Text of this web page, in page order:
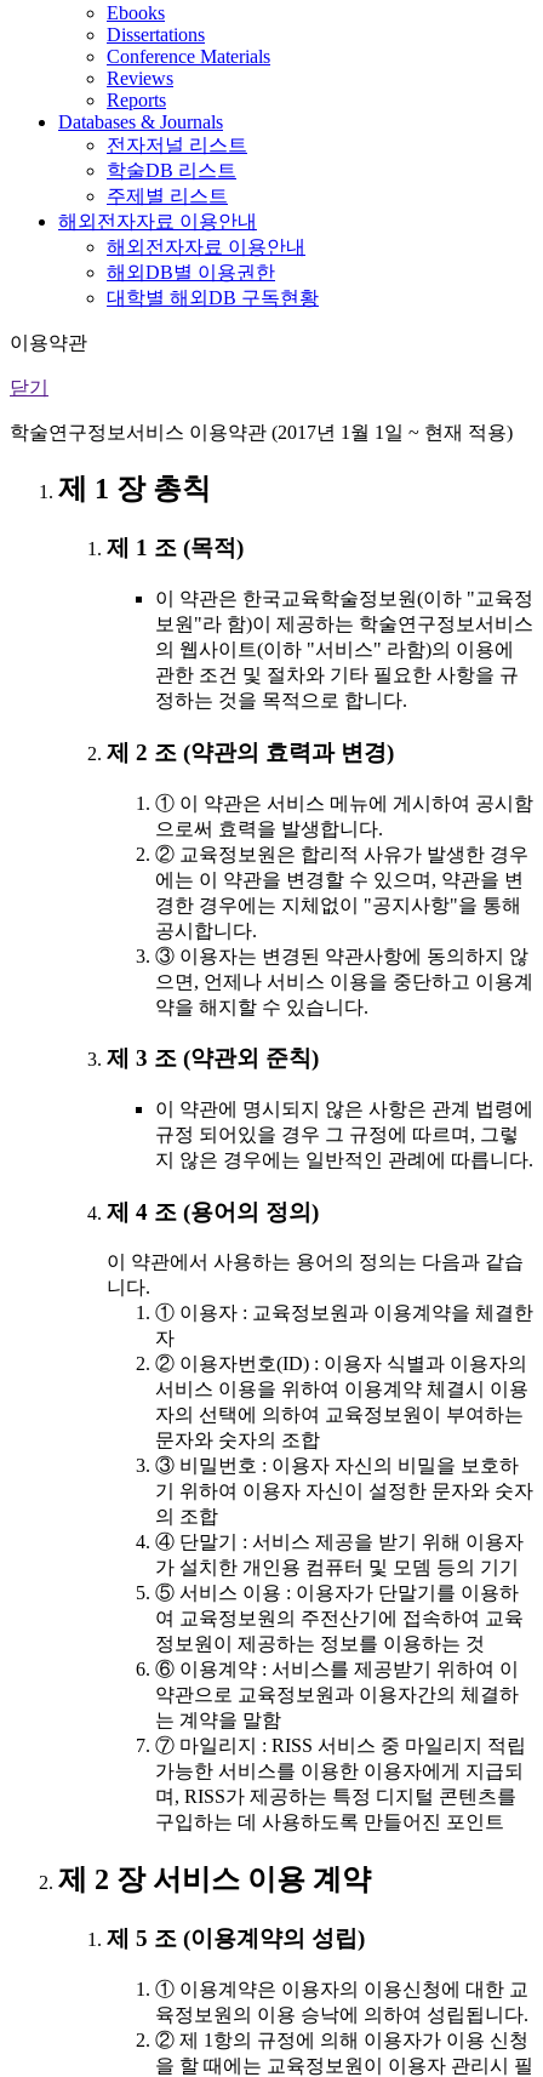
Ebooks
Dissertations
Conference Materials
Reviews
Reports
Databases & Journals
전자저널 리스트
학술DB 리스트
주제별 리스트
해외전자자료 이용안내
해외전자자료 이용안내
해외DB별 이용권한
대학별 해외DB 구독현황
이용약관
닫기
학술연구정보서비스 이용약관 (2017년 1월 1일 ~ 현재 적용)
제 1 장 총칙
제 1 조 (목적)
이 약관은 한국교육학술정보원(이하 "교육정
보원"라 함)이 제공하는 학술연구정보서비스
의 웹사이트(이하 "서비스" 라함)의 이용에
관한 조건 및 절차와 기타 필요한 사항을 규
정하는 것을 목적으로 합니다.
제 2 조 (약관의 효력과 변경)
① 이 약관은 서비스 메뉴에 게시하여 공시함
으로써 효력을 발생합니다.
② 교육정보원은 합리적 사유가 발생한 경우
에는 이 약관을 변경할 수 있으며, 약관을 변
경한 경우에는 지체없이 "공지사항"을 통해
공시합니다.
③ 이용자는 변경된 약관사항에 동의하지 않
으면, 언제나 서비스 이용을 중단하고 이용계
약을 해지할 수 있습니다.
제 3 조 (약관외 준칙)
이 약관에 명시되지 않은 사항은 관계 법령에
규정 되어있을 경우 그 규정에 따르며, 그렇
지 않은 경우에는 일반적인 관례에 따릅니다.
제 4 조 (용어의 정의)
이 약관에서 사용하는 용어의 정의는 다음과 같습
니다.
① 이용자 : 교육정보원과 이용계약을 체결한
자
② 이용자번호(ID) : 이용자 식별과 이용자의
서비스 이용을 위하여 이용계약 체결시 이용
자의 선택에 의하여 교육정보원이 부여하는
문자와 숫자의 조합
③ 비밀번호 : 이용자 자신의 비밀을 보호하
기 위하여 이용자 자신이 설정한 문자와 숫자
의 조합
④ 단말기 : 서비스 제공을 받기 위해 이용자
가 설치한 개인용 컴퓨터 및 모뎀 등의 기기
⑤ 서비스 이용 : 이용자가 단말기를 이용하
여 교육정보원의 주전산기에 접속하여 교육
정보원이 제공하는 정보를 이용하는 것
⑥ 이용계약 : 서비스를 제공받기 위하여 이
약관으로 교육정보원과 이용자간의 체결하
는 계약을 말함
⑦ 마일리지 : RISS 서비스 중 마일리지 적립
가능한 서비스를 이용한 이용자에게 지급되
며, RISS가 제공하는 특정 디지털 콘텐츠를
구입하는 데 사용하도록 만들어진 포인트
제 2 장 서비스 이용 계약
제 5 조 (이용계약의 성립)
① 이용계약은 이용자의 이용신청에 대한 교
육정보원의 이용 승낙에 의하여 성립됩니다.
② 제 1항의 규정에 의해 이용자가 이용 신청
을 할 때에는 교육정보원이 이용자 관리시 필